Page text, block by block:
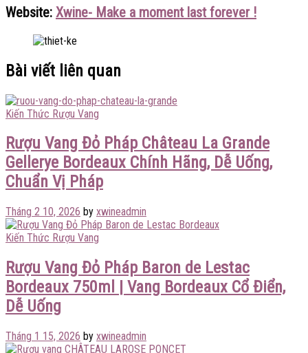
Website: Xwine- Make a moment last forever !
Bài viết liên quan
Kiến Thức Rượu Vang
Rượu Vang Đỏ Pháp Château La Grande
Gellerye Bordeaux Chính Hãng, Dễ Uống,
Chuẩn Vị Pháp
Tháng 2 10, 2026 by xwineadmin
Kiến Thức Rượu Vang
Rượu Vang Đỏ Pháp Baron de Lestac
Bordeaux 750ml | Vang Bordeaux Cổ Điển,
Dễ Uống
Tháng 1 15, 2026 by xwineadmin